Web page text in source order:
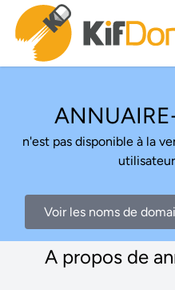
n'est pas disponible à la
Voir les noms de
A propos de